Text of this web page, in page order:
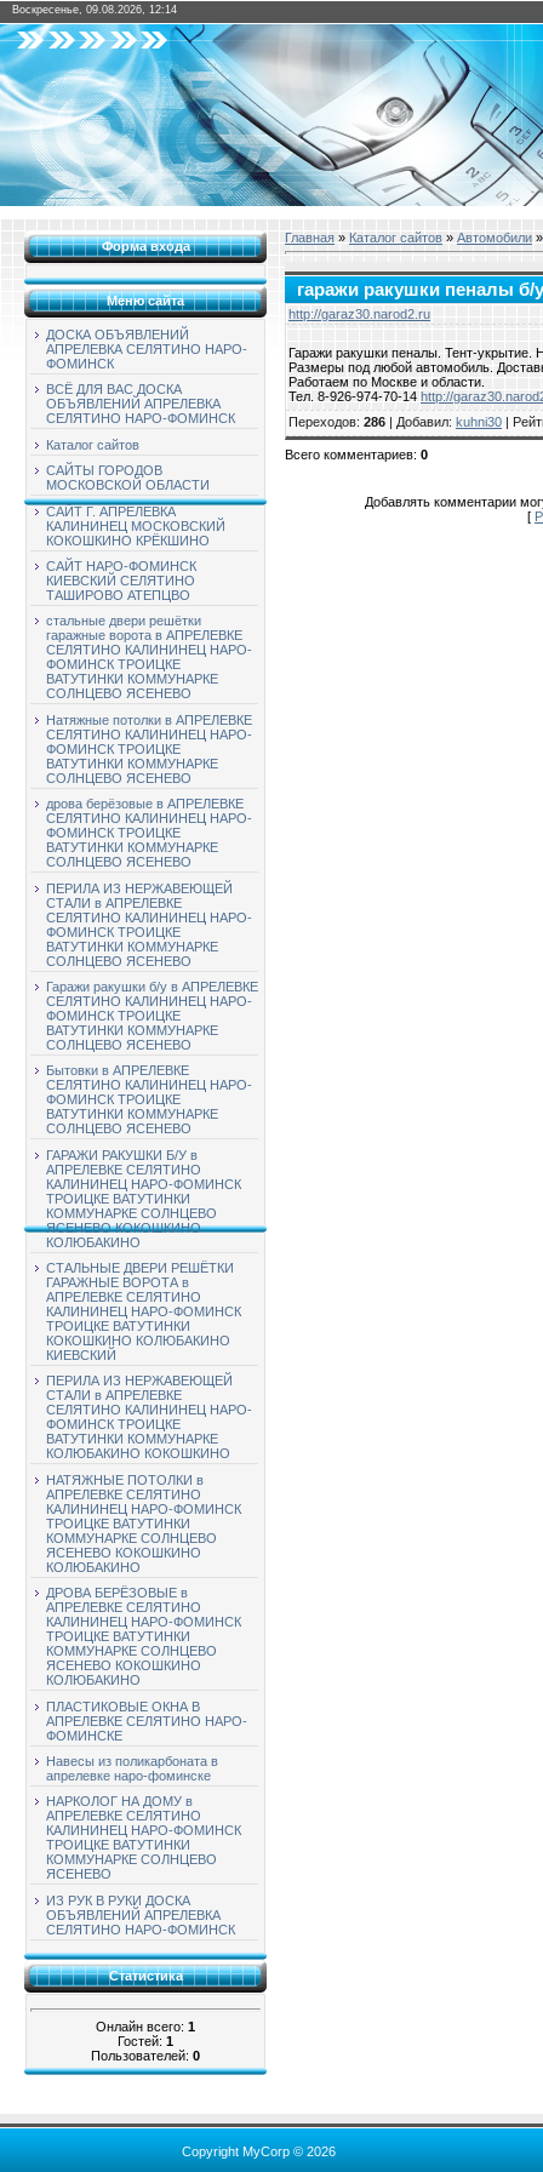
Воскресенье, 09.08.2026, 12:14
Форма входа
Меню сайта
ДОСКА ОБЪЯВЛЕНИЙ
АПРЕЛЕВКА СЕЛЯТИНО НАРО-
ФОМИНСК
ВСЁ ДЛЯ ВАС ДОСКА
ОБЪЯВЛЕНИЙ АПРЕЛЕВКА
СЕЛЯТИНО НАРО-ФОМИНСК
Каталог сайтов
САЙТЫ ГОРОДОВ
МОСКОВСКОЙ ОБЛАСТИ
САЙТ Г. АПРЕЛЕВКА
КАЛИНИНЕЦ МОСКОВСКИЙ
КОКОШКИНО КРЁКШИНО
САЙТ НАРО-ФОМИНСК
КИЕВСКИЙ СЕЛЯТИНО
ТАШИРОВО АТЕПЦВО
стальные двери решётки
гаражные ворота в АПРЕЛЕВКЕ
СЕЛЯТИНО КАЛИНИНЕЦ НАРО-
ФОМИНСК ТРОИЦКЕ
ВАТУТИНКИ КОММУНАРКЕ
СОЛНЦЕВО ЯСЕНЕВО
Натяжные потолки в АПРЕЛЕВКЕ
СЕЛЯТИНО КАЛИНИНЕЦ НАРО-
ФОМИНСК ТРОИЦКЕ
ВАТУТИНКИ КОММУНАРКЕ
СОЛНЦЕВО ЯСЕНЕВО
дрова берёзовые в АПРЕЛЕВКЕ
СЕЛЯТИНО КАЛИНИНЕЦ НАРО-
ФОМИНСК ТРОИЦКЕ
ВАТУТИНКИ КОММУНАРКЕ
СОЛНЦЕВО ЯСЕНЕВО
ПЕРИЛА ИЗ НЕРЖАВЕЮЩЕЙ
СТАЛИ в АПРЕЛЕВКЕ
СЕЛЯТИНО КАЛИНИНЕЦ НАРО-
ФОМИНСК ТРОИЦКЕ
ВАТУТИНКИ КОММУНАРКЕ
СОЛНЦЕВО ЯСЕНЕВО
Гаражи ракушки б/у в АПРЕЛЕВКЕ
СЕЛЯТИНО КАЛИНИНЕЦ НАРО-
ФОМИНСК ТРОИЦКЕ
ВАТУТИНКИ КОММУНАРКЕ
СОЛНЦЕВО ЯСЕНЕВО
Бытовки в АПРЕЛЕВКЕ
СЕЛЯТИНО КАЛИНИНЕЦ НАРО-
ФОМИНСК ТРОИЦКЕ
ВАТУТИНКИ КОММУНАРКЕ
СОЛНЦЕВО ЯСЕНЕВО
ГАРАЖИ РАКУШКИ Б/У в
АПРЕЛЕВКЕ СЕЛЯТИНО
КАЛИНИНЕЦ НАРО-ФОМИНСК
ТРОИЦКЕ ВАТУТИНКИ
КОММУНАРКЕ СОЛНЦЕВО
ЯСЕНЕВО КОКОШКИНО
КОЛЮБАКИНО
СТАЛЬНЫЕ ДВЕРИ РЕШЁТКИ
ГАРАЖНЫЕ ВОРОТА в
АПРЕЛЕВКЕ СЕЛЯТИНО
КАЛИНИНЕЦ НАРО-ФОМИНСК
ТРОИЦКЕ ВАТУТИНКИ
КОКОШКИНО КОЛЮБАКИНО
КИЕВСКИЙ
ПЕРИЛА ИЗ НЕРЖАВЕЮЩЕЙ
СТАЛИ в АПРЕЛЕВКЕ
СЕЛЯТИНО КАЛИНИНЕЦ НАРО-
ФОМИНСК ТРОИЦКЕ
ВАТУТИНКИ КОММУНАРКЕ
КОЛЮБАКИНО КОКОШКИНО
НАТЯЖНЫЕ ПОТОЛКИ в
АПРЕЛЕВКЕ СЕЛЯТИНО
КАЛИНИНЕЦ НАРО-ФОМИНСК
ТРОИЦКЕ ВАТУТИНКИ
КОММУНАРКЕ СОЛНЦЕВО
ЯСЕНЕВО КОКОШКИНО
КОЛЮБАКИНО
ДРОВА БЕРЁЗОВЫЕ в
АПРЕЛЕВКЕ СЕЛЯТИНО
КАЛИНИНЕЦ НАРО-ФОМИНСК
ТРОИЦКЕ ВАТУТИНКИ
КОММУНАРКЕ СОЛНЦЕВО
ЯСЕНЕВО КОКОШКИНО
КОЛЮБАКИНО
ПЛАСТИКОВЫЕ ОКНА В
АПРЕЛЕВКЕ СЕЛЯТИНО НАРО-
ФОМИНСКЕ
Навесы из поликарбоната в
апрелевке наро-фоминске
НАРКОЛОГ НА ДОМУ в
АПРЕЛЕВКЕ СЕЛЯТИНО
КАЛИНИНЕЦ НАРО-ФОМИНСК
ТРОИЦКЕ ВАТУТИНКИ
КОММУНАРКЕ СОЛНЦЕВО
ЯСЕНЕВО
ИЗ РУК В РУКИ ДОСКА
ОБЪЯВЛЕНИЙ АПРЕЛЕВКА
СЕЛЯТИНО НАРО-ФОМИНСК
Статистика
Онлайн всего: 1
Гостей: 1
Пользователей: 0
Главная » Каталог сайтов » Автомобили
гаражи ракушки пеналы б/у
http://garaz30.narod2.ru
Гаражи ракушки пеналы. Тент-укрытие.
Размеры под любой автомобиль.
Работаем по Москве и области.
Тел. 8-926-974-70-14 http://
Переходов: 286 | Добавил: kuhni30 |
Всего комментариев: 0
Добавлять комментарии
[
Copyright MyCorp © 2026